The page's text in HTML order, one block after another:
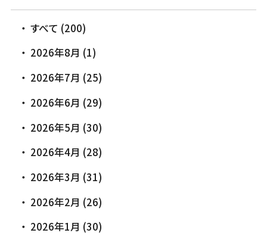
すべて (200)
2026年8月 (1)
2026年7月 (25)
2026年6月 (29)
2026年5月 (30)
2026年4月 (28)
2026年3月 (31)
2026年2月 (26)
2026年1月 (30)